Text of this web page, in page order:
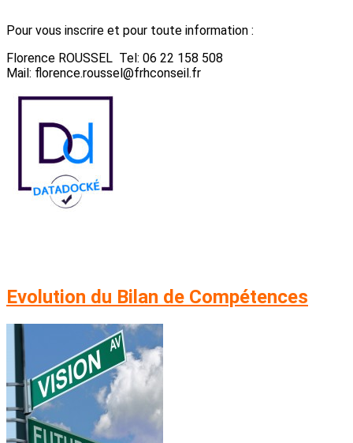
Pour vous inscrire et pour toute information :
Florence ROUSSEL Tel: 06 22 158 508
Mail: florence.roussel@frhconseil.fr
Evolution du Bilan de Compétences